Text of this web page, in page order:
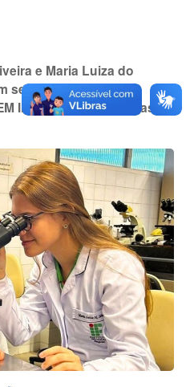
e Maria Luiza do
selecionados pelo
Innovators, etapa Brasil